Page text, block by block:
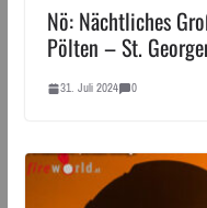
Nö: Nächtliches
Pölten – St.
31. Juli 2024 0